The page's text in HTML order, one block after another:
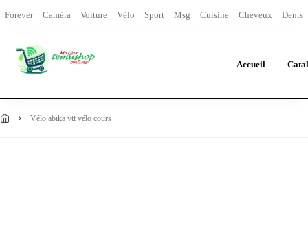
Forever Caméra Voiture Vélo Sport Msg Cuisine Cheveux Dents
Accueil
vélo abika vtt vélo cours